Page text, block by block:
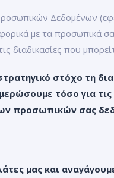
Δεδομένων
με τα προσωπικά
διαδικασίες που
στόχο τη
τόσο για
προσωπικών σας
μας και